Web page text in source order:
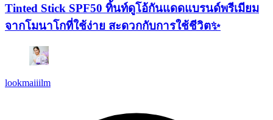
Tinted Stick SPF50 ทิ้นท์ดูโอ้กันแดดแบรนด์พรีเมียม
จากโมนาโกที่ใช้ง่าย สะดวกกับการใช้ชีวิต✨
lookmaiiilm